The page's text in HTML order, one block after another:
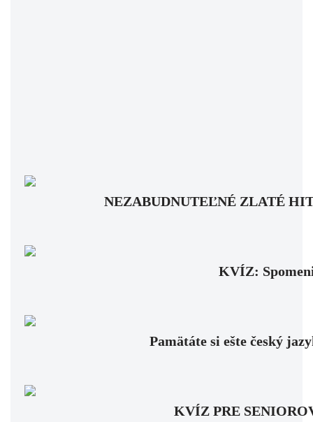
NEZABUDNUTEĽNÉ ZLATÉ
KVÍZ:
Pamätáte si ešte český
KVÍZ PRE